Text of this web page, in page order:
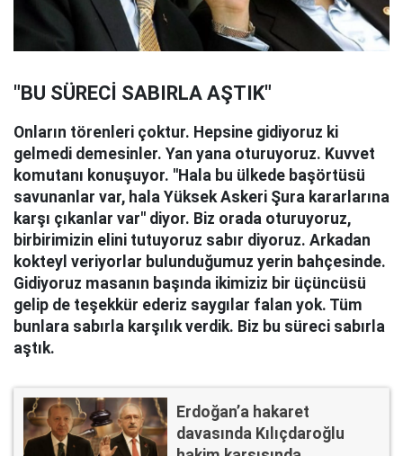
"BU SÜRECİ SABIRLA AŞTIK"
Onların törenleri çoktur. Hepsine gidiyoruz ki
gelmedi demesinler. Yan yana oturuyoruz. Kuvvet
komutanı konuşuyor. ''Hala bu ülkede başörtüsü
savunanlar var, hala Yüksek Askeri Şura kararlarına
karşı çıkanlar var'' diyor. Biz orada oturuyoruz,
birbirimizin elini tutuyoruz sabır diyoruz. Arkadan
kokteyl veriyorlar bulunduğumuz yerin bahçesinde.
Gidiyoruz masanın başında ikimiziz bir üçüncüsü
gelip de teşekkür ederiz saygılar falan yok. Tüm
bunlara sabırla karşılık verdik. Biz bu süreci sabırla
aştık.
Erdoğan’a hakaret
davasında Kılıçdaroğlu